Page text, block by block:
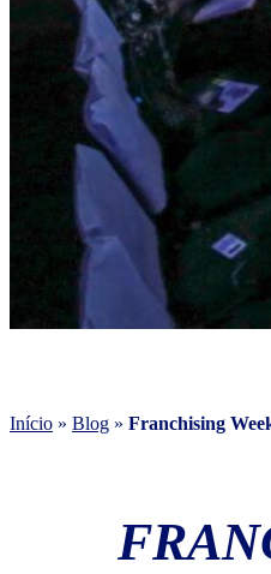
Início » Blog » Franchising